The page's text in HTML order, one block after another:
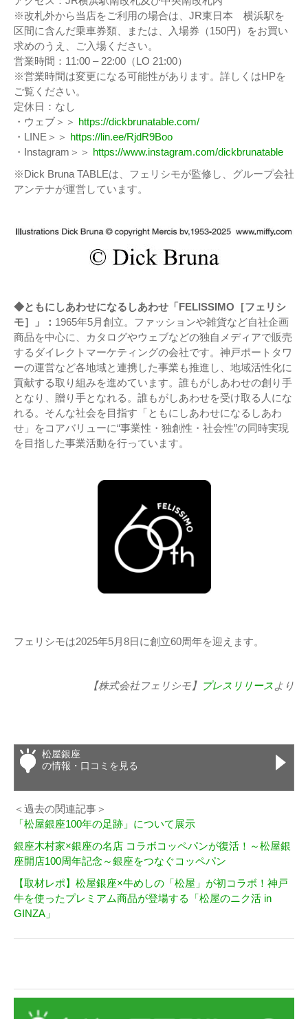
※改札外から当店をご利用の場合は、JR東日本 横浜駅を
区間に含んだ乗車券類、または、入場券（150円）をお買い
求めのうえ、ご入場ください。
営業時間：11:00 – 22:00（LO 21:00）
※営業時間は変更になる可能性があります。詳しくはHPを
ご覧ください。
定休日：なし
・ウェブ＞＞ https://dickbrunatable.com/
・LINE＞＞ https://lin.ee/RjdR9Boo
・Instagram＞＞ https://www.instagram.com/dickbrunatable
※Dick Bruna TABLEは、フェリシモが監修し、グループ会社
アンテナが運営しています。
◆ともにしあわせになるしあわせ「FELISSIMO［フェリシ
モ］」： 1965年5月創立。ファッションや雑貨など自社企画
商品を中心に、カタログやウェブなどの独自メディアで販売
するダイレクトマーケティングの会社です。神戸ポートタワ
ーの運営など各地域と連携した事業も推進し、地域活性化に
貢献する取り組みを進めています。誰もがしあわせの創り手
となり、贈り手となれる。誰もがしあわせを受け取る人にな
れる。そんな社会を目指す「ともにしあわせになるしあわ
せ」をコアバリューに“事業性・独創性・社会性”の同時実現
を目指した事業活動を行っています。
フェリシモは2025年5月8日に創立60周年を迎えます。
【株式会社フェリシモ】 プレスリリースより
松屋銀座
の情報・口コミを見る
＜過去の関連記事＞
「松屋銀座100年の足跡」について展示
銀座木村家×銀座の名店 コラボコッペパンが復活！～松屋銀
座開店100周年記念～銀座をつなぐコッペパン
【取材レポ】松屋銀座×牛めしの「松屋」が初コラボ！神戸
牛を使ったプレミアム商品が登場する「松屋のニク活 in
GINZA」